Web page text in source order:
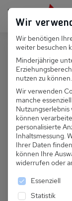
Persönlich für dich
Suchfeld
CH
Wir
Wir benötigen
weiter besuchen
Minderjährige
nutzen zu können.
Wir verwenden
manche
Nutzungserlebnis
können
personalisierte
Inhaltsmessung.
Ihrer Daten
können Ihre
widerrufen oder
Es folgt eine
Essenziell
Statistik